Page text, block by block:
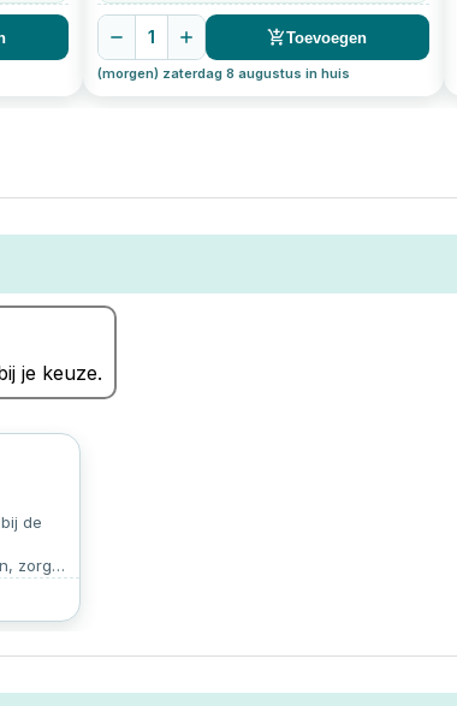
1 Toevoegen
(morgen) zaterdag 8 augustus in huis
je keuze.
de
zorgt
lees je